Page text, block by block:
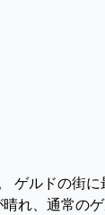
ゲルドの街
れ、通常の